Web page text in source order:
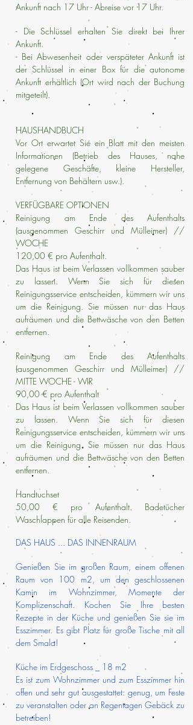
Ankunft nach 17 Uhr - Abreise vor 17 Uhr.
- Die Schlüssel erhalten Sie direkt bei Ihrer
Ankunft.
- Bei Abwesenheit oder verspäteter Ankunft ist
der Schlüssel in einer Box für die autonome
Ankunft erhältlich (Ort wird nach der Buchung
mitgeteilt).
HAUSHANDBUCH
Vor Ort erwartet Sie ein Blatt mit den meisten
Informationen (Betrieb des Hauses, nahe
gelegene Geschäfte, kleine Hersteller,
Entfernung von Behältern usw.).
VERFÜGBARE OPTIONEN
Reinigung am Ende des Aufenthalts
(ausgenommen Geschirr und Mülleimer) //
WOCHE
120,00 € pro Aufenthalt.
Das Haus ist beim Verlassen vollkommen sauber
zu lassen. Wenn Sie sich für diesen
Reinigungsservice entscheiden, kümmern wir uns
um die Reinigung. Sie müssen nur das Haus
aufräumen und die Bettwäsche von den Betten
entfernen.
Reinigung am Ende des Aufenthalts
(ausgenommen Geschirr und Mülleimer) //
MITTE WOCHE - WIR
90,00 € pro Aufenthalt
Das Haus ist beim Verlassen vollkommen sauber
zu lassen. Wenn Sie sich für diesen
Reinigungsservice entscheiden, kümmern wir uns
um die Reinigung. Sie müssen nur das Haus
aufräumen und die Bettwäsche von den Betten
entfernen.
Handtuchset
50,00 € pro Aufenthalt. Badetücher
Waschlappen für alle Reisenden.
DAS HAUS ... DAS INNENRAUM
Genießen Sie im großen Raum, einem offenen
Raum von 100 m2, um den geschlossenen
Kamin im Wohnzimmer, Momente der
Komplizenschaft. Kochen Sie Ihre besten
Rezepte in der Küche und genießen Sie sie im
Esszimmer. Es gibt Platz für große Tische mit all
dem Smala!
Küche im Erdgeschoss _ 18 m2
Es ist zum Wohnzimmer und zum Esszimmer hin
offen und sehr gut ausgestattet: genug, um Feste
zu veranstalten oder an Regentagen Gebäck zu
betreiben!